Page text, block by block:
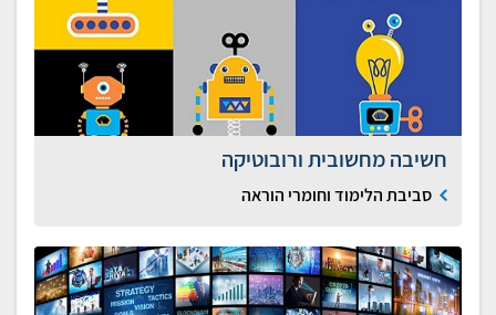
חשיבה מחשובית ורובוטיקה
סביבת הלימוד וחומרי הוראה